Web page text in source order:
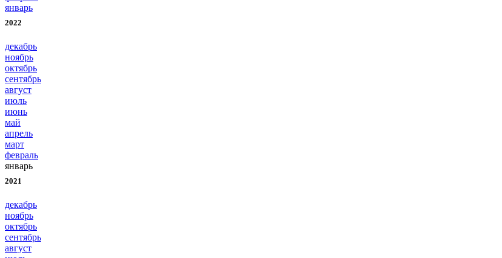
январь
2022
декабрь
ноябрь
октябрь
сентябрь
август
июль
июнь
май
апрель
март
февраль
январь
2021
декабрь
ноябрь
октябрь
сентябрь
август